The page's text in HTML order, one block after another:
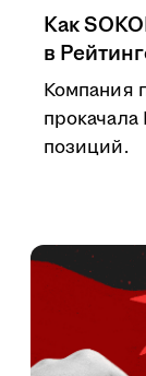
Как
в
Компания
позиций.